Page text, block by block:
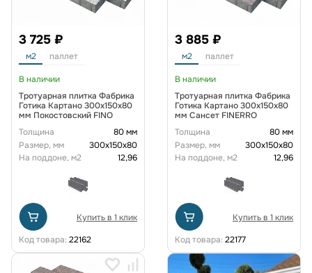
3 725 ₽
м2 паллет
В наличии
Тротуарная плитка Фабрика
Готика Картано 300х150х80
мм Покостовский FINO
Толщина
80 мм
Размер, мм
300х150х80
На поддоне, м2
12,96
Купить в 1 клик
Код товара: 22162
3 885 ₽
м2 паллет
В наличии
Тротуарная плитка Фабрика
Готика Картано 300х150х80
мм Сансет FINERRO
Толщина
80 мм
Размер, мм
300х150х80
На поддоне, м2
12,96
Купить в 1 клик
Код товара: 22177